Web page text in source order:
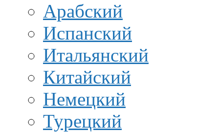
Арабский
Испанский
Итальянский
Китайский
Немецкий
Турецкий